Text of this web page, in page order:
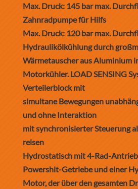
Max. Druck: 145 bar max.
Zahnradpumpe für Hilfs
Max. Druck: 120 bar max.
Hydraulikölkühlung durch
Wärmetauscher aus Aluminium
Motorkühler. LOAD SENSING
Verteilerblock mit
simultane Bewegungen
und ohne Interaktion
mit synchronisierter Steuerung
reisen
Hydrostatisch mit 4-Rad-
Powershit-Getriebe und einer
Motor, der über den gesamten